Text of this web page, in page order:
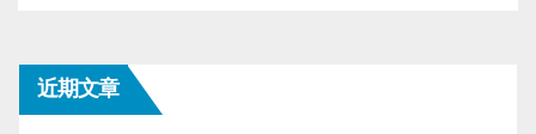
近期文章